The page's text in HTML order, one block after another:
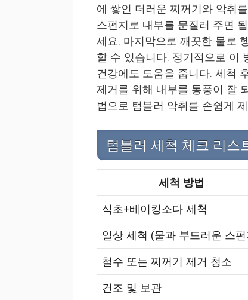
에 쌓인 더러운 찌꺼기와 악취
스펀지로 내부를 문질러 주면
세요. 마지막으로 깨끗한 물로
할 수 있습니다. 정기적으로 이
건강에도 도움을 줍니다. 세척
제거를 위해 내부를 통풍이 잘
법으로 텀블러 악취를 손쉽게
텀블러 세척 체크 리스
세척 방법
식초+베이킹소다 세척
일상 세척 (물과 부드러운 스
철수 또는 찌꺼기 제거 청소
건조 및 보관